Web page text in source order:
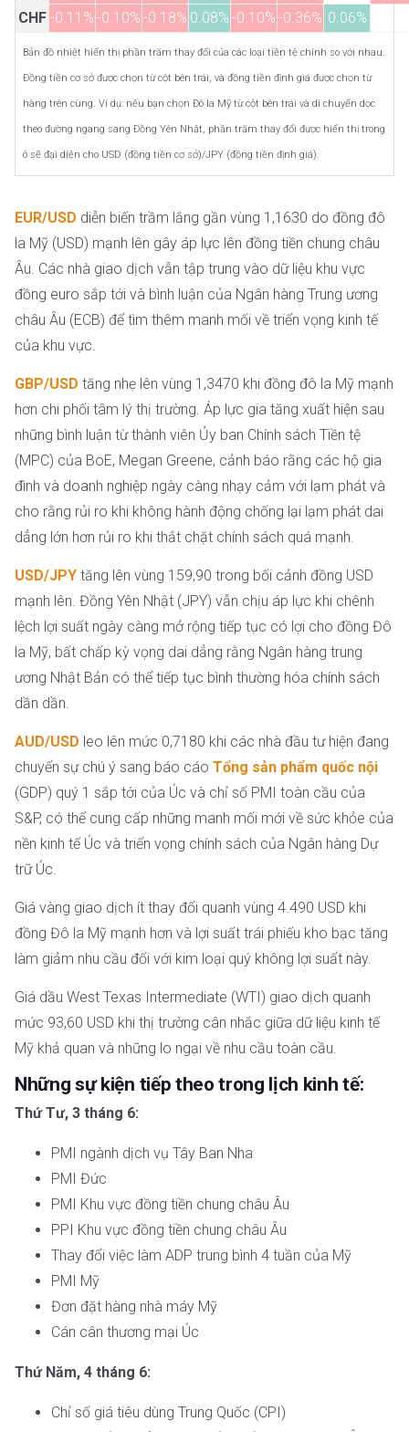
CHF -0.11% -0.10% -0.18% 0.08% -0.10% -0.36% 0.06%
Bản đồ nhiệt hiển thị phần trăm thay đổi của các loại tiền tệ chính so với nhau.
Đồng tiền cơ sở được chọn từ cột bên trái, và đồng tiền định giá được chọn từ
hàng trên cùng. Ví dụ: nếu bạn chọn Đô la Mỹ từ cột bên trái và di chuyển dọc
theo đường ngang sang Đồng Yên Nhật, phần trăm thay đổi được hiển thị trong
ô sẽ đại diện cho USD (đồng tiền cơ sở)/JPY (đồng tiền định giá).
EUR/USD diễn biến trầm lắng gần vùng 1,1630 do đồng đô
la Mỹ (USD) mạnh lên gây áp lực lên đồng tiền chung châu
Âu. Các nhà giao dịch vẫn tập trung vào dữ liệu khu vực
đồng euro sắp tới và bình luận của Ngân hàng Trung ương
châu Âu (ECB) để tìm thêm manh mối về triển vọng kinh tế
của khu vực.
GBP/USD tăng nhẹ lên vùng 1,3470 khi đồng đô la Mỹ mạnh
hơn chi phối tâm lý thị trường. Áp lực gia tăng xuất hiện sau
những bình luận từ thành viên Ủy ban Chính sách Tiền tệ
(MPC) của BoE, Megan Greene, cảnh báo rằng các hộ gia
đình và doanh nghiệp ngày càng nhạy cảm với lạm phát và
cho rằng rủi ro khi không hành động chống lại lạm phát dai
dẳng lớn hơn rủi ro khi thắt chặt chính sách quá mạnh.
USD/JPY tăng lên vùng 159,90 trong bối cảnh đồng USD
mạnh lên. Đồng Yên Nhật (JPY) vẫn chịu áp lực khi chênh
lệch lợi suất ngày càng mở rộng tiếp tục có lợi cho đồng Đô
la Mỹ, bất chấp kỳ vọng dai dẳng rằng Ngân hàng trung
ương Nhật Bản có thể tiếp tục bình thường hóa chính sách
dần dần.
AUD/USD leo lên mức 0,7180 khi các nhà đầu tư hiện đang
chuyển sự chú ý sang báo cáo Tổng sản phẩm quốc nội
(GDP) quý 1 sắp tới của Úc và chỉ số PMI toàn cầu của
S&P, có thể cung cấp những manh mối mới về sức khỏe của
nền kinh tế Úc và triển vọng chính sách của Ngân hàng Dự
trữ Úc.
Giá vàng giao dịch ít thay đổi quanh vùng 4.490 USD khi
đồng Đô la Mỹ mạnh hơn và lợi suất trái phiếu kho bạc tăng
làm giảm nhu cầu đối với kim loại quý không lợi suất này.
Giá dầu West Texas Intermediate (WTI) giao dịch quanh
mức 93,60 USD khi thị trường cân nhắc giữa dữ liệu kinh tế
Mỹ khả quan và những lo ngại về nhu cầu toàn cầu.
Những sự kiện tiếp theo trong lịch kinh tế:
Thứ Tư, 3 tháng 6:
PMI ngành dịch vụ Tây Ban Nha
PMI Đức
PMI Khu vực đồng tiền chung châu Âu
PPI Khu vực đồng tiền chung châu Âu
Thay đổi việc làm ADP trung bình 4 tuần của Mỹ
PMI Mỹ
Đơn đặt hàng nhà máy Mỹ
Cán cân thương mại Úc
Thứ Năm, 4 tháng 6:
Chỉ số giá tiêu dùng Trung Quốc (CPI)